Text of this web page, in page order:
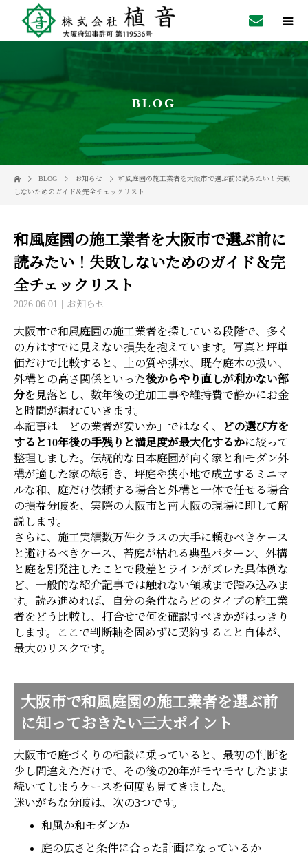
BLOG
BLOG お知らせ
和風庭園の施工業者を大阪市で選ぶ前に読みたい！失敗
しないためのガイド＆完全チェックリスト
和風庭園の施工業者を大阪市で選ぶ前に
読みたい！失敗しないためのガイド＆完
全チェックリスト
2026.06.01 お知らせ
大阪市で和風庭園の施工業者を探している段階で、多く
の方はすでに見えない損失を抱えています。写真と坪単
価だけで比較すると、土の質や排水、既存庭木の扱い、
外構との高さ関係といった後からやり直しが利かない部
分を見落とし、数年後の追加工事や維持費で静かにお金
と時間が漏れていきます。
本記事は「どの業者が安いか」ではなく、
どの選び方を
すると10年後の手残りと満足度が最大化するかに絞って
整理しました。伝統的な日本庭園が向く家と和モダン外
構が適した家の線引き、坪庭や狭小地で成立するミニマ
ルな和、庭だけ依頼する場合と外構と一体で任せる場合
の損益分岐を、実際の大阪市と南大阪の現場に即して解
説します。
さらに、施工実績数万件クラスの大手に頼むべきケース
と避けるべきケース、苔庭が枯れる典型パターン、外構
と庭を別発注したことで段差とラインがズレた具体例な
ど、一般的な紹介記事では触れない領域まで踏み込みま
す。読み進めれば、自分の条件ならどのタイプの施工業
者をどう比較し、打合せで何を確認すべきかがはっきり
します。ここで判断軸を固めずに契約すること自体が、
最大のリスクです。
大阪市で和風庭園の施工業者を選ぶ前
に知っておきたい三大ポイント
大阪市で庭づくりの相談に乗っていると、最初の判断を
少し間違えただけで、その後の20年がモヤモヤしたまま
続いてしまうケースを何度も見てきました。
迷いがちな分岐は、次の3つです。
和風か和モダンか
庭の広さと条件に合った計画になっているか